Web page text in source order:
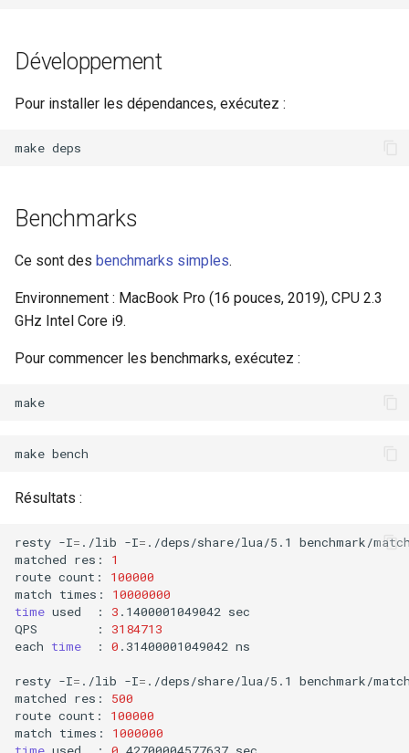
Développement
Pour installer les dépendances, exécutez :
make
Benchmarks
Ce sont des benchmarks simples.
Environnement : MacBook Pro (16 pouces, 2019), CPU 2.3
GHz Intel Core i9.
Pour commencer les benchmarks, exécutez :
make
Résultats :
resty -I= ./lib -I= ./deps/share/lua/5.1
benchmark/
matched res:
1
route count:
100000
match times:
10000000
time used : 3 .1400001049042 sec
QPS
:
3184713
each time : 0 .31400001049042 ns
resty -I= ./lib -I= ./deps/share/lua/5.1
benchmark/
matched res:
500
route count:
100000
match times:
1000000